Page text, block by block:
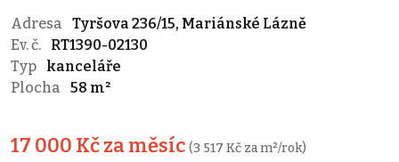
Adresa
Tyršova 236/15, Mariánské Lázně
Ev. č.
RT1390-02130
Typ
kanceláře
Plocha
58 m²
17 000 Kč za měsíc (3 517 Kč za m²/rok)